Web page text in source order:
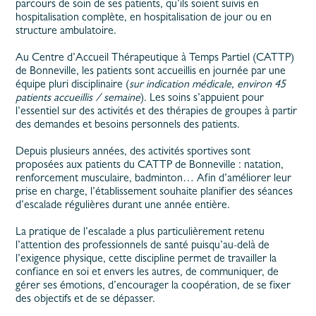
parcours de soin de ses patients, qu’ils soient suivis en
hospitalisation complète, en hospitalisation de jour ou en
structure ambulatoire.
Au Centre d’Accueil Thérapeutique à Temps Partiel (CATTP)
de Bonneville, les patients sont accueillis en journée par une
équipe pluri disciplinaire (sur indication médicale, environ 45
patients accueillis / semaine). Les soins s’appuient pour
l’essentiel sur des activités et des thérapies de groupes à partir
des demandes et besoins personnels des patients.
Depuis plusieurs années, des activités sportives sont
proposées aux patients du CATTP de Bonneville : natation,
renforcement musculaire, badminton… Afin d’améliorer leur
prise en charge, l’établissement souhaite planifier des séances
d’escalade régulières durant une année entière.
La pratique de l’escalade a plus particulièrement retenu
l’attention des professionnels de santé puisqu’au-delà de
l’exigence physique, cette discipline permet de travailler la
confiance en soi et envers les autres, de communiquer, de
gérer ses émotions, d’encourager la coopération, de se fixer
des objectifs et de se dépasser.